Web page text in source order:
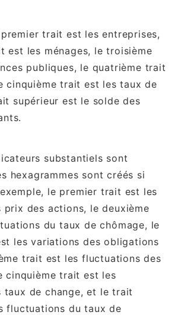
trait est les entreprises,
est les ménages, le troisième
publiques, le quatrième trait
cinquième trait est les taux de
supérieur est le solde des
substantiels sont
hexagrammes sont créés si
le premier trait est les
des actions, le deuxième
du taux de chômage, le
les variations des obligations
trait est les fluctuations des
cinquième trait est les
taux de change, et le trait
fluctuations du taux de